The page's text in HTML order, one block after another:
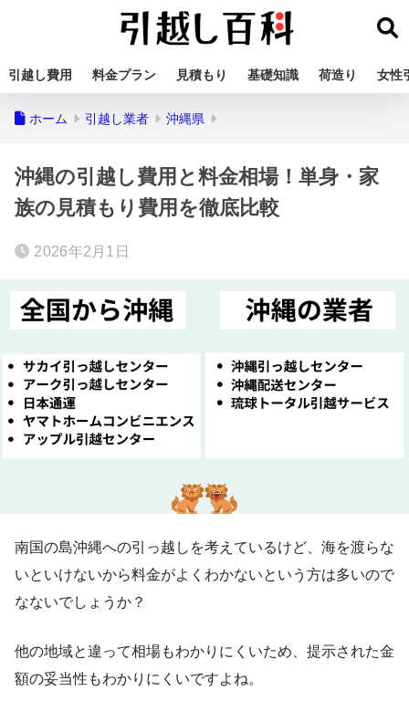
引越し費用 料金プラン 見積もり 基礎知識 荷造り 女性
ホーム 引越し業者 沖縄県
沖縄の引越し費用と料金相場！単身・家
族の見積もり費用を徹底比較
2026年2月1日
南国の島沖縄への引っ越しを考えているけど、海を渡らな
いといけないから料金がよくわかないという方は多いので
なないでしょうか？
他の地域と違って相場もわかりにくいため、提示された金
額の妥当性もわかりにくいですよね。